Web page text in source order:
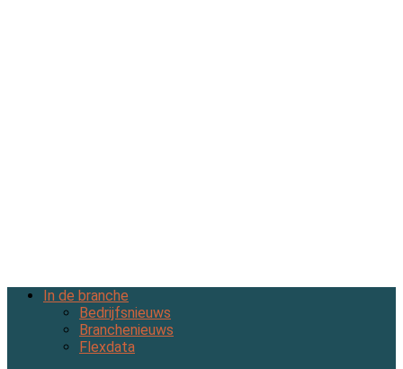
In de branche
Bedrijfsnieuws
Branchenieuws
Flexdata